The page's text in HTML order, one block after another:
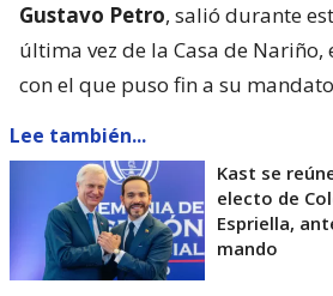
Gustavo Petro, salió durante
última vez de la Casa de Nariño,
con el que puso fin a su
Lee también...
Kast se
electo de
Espriella,
mando